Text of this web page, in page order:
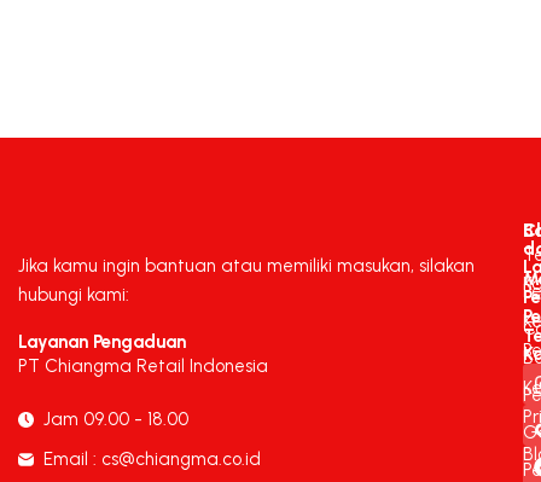
Jika kamu ingin bantuan atau memiliki masukan, silakan
hubungi kami:
Layanan Pengaduan
PT Chiangma Retail Indonesia
Jam 09.00 - 18.00
Email : cs@chiangma.co.id